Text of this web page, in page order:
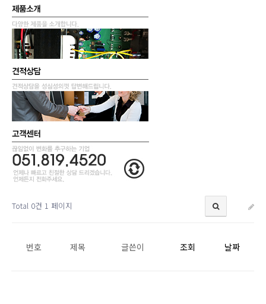
Total 0건 1 페이지
번호 제목 글쓴이 조회 날짜